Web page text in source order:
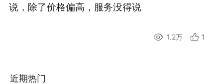
说，除了价格偏高，服务没得说
1.2万 1
近期热门